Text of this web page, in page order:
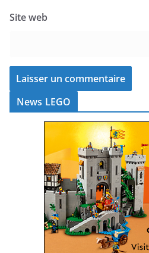
Site web
News LEGO